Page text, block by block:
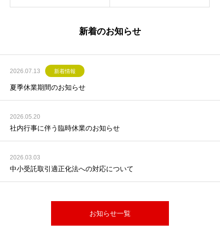
新着のお知らせ
2026.07.13 新着情報
夏季休業期間のお知らせ
2026.05.20
社内行事に伴う臨時休業のお知らせ
2026.03.03
中小受託取引適正化法への対応について
お知らせ一覧